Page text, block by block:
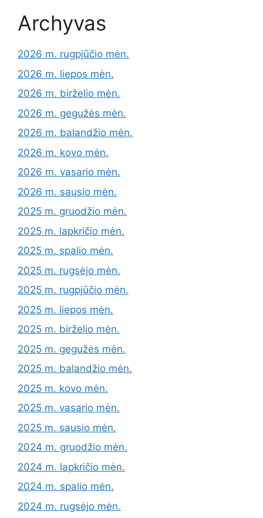
Archyvas
2026 m. rugpjūčio mėn.
2026 m. liepos mėn.
2026 m. birželio mėn.
2026 m. gegužės mėn.
2026 m. balandžio mėn.
2026 m. kovo mėn.
2026 m. vasario mėn.
2026 m. sausio mėn.
2025 m. gruodžio mėn.
2025 m. lapkričio mėn.
2025 m. spalio mėn.
2025 m. rugsėjo mėn.
2025 m. rugpjūčio mėn.
2025 m. liepos mėn.
2025 m. birželio mėn.
2025 m. gegužės mėn.
2025 m. balandžio mėn.
2025 m. kovo mėn.
2025 m. vasario mėn.
2025 m. sausio mėn.
2024 m. gruodžio mėn.
2024 m. lapkričio mėn.
2024 m. spalio mėn.
2024 m. rugsėjo mėn.